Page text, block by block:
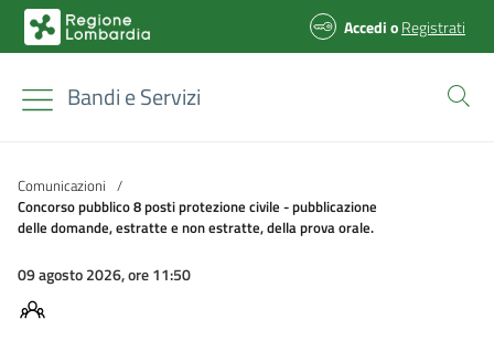
AccedioRegistrati
Bandi e Servizi
Comunicazioni /
Concorso pubblico 8 posti protezione civile - pubblicazione
delle domande, estratte e non estratte, della prova orale.
09 agosto 2026, ore 11:50